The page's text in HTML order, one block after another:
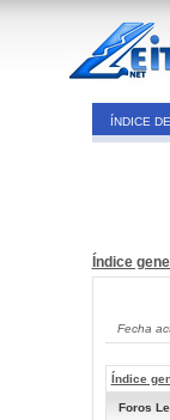
ÍNDICE
Índice
Fecha
Índice
Foros